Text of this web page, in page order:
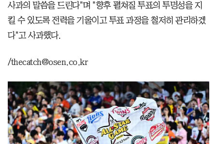
사과의 말씀을 드린다"며 "향후 펼쳐질 투표의 투명성을 지
킬 수 있도록 전력을 기울이고 투표 과정을 철저히 관리하겠
다"고 사과했다.
/thecatch@osen.co.kr